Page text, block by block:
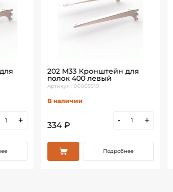
+
202 М33 Кронштейн для
полок 400 левый
Артикул : 00005519
В наличии
334 ₽
- +
Подробнее